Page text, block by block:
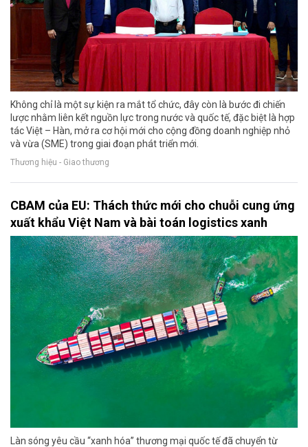
Không chỉ là một sự kiện ra mắt tổ chức, đây còn là bước đi chiến
lược nhằm liên kết nguồn lực trong nước và quốc tế, đặc biệt là hợp
tác Việt – Hàn, mở ra cơ hội mới cho cộng đồng doanh nghiệp nhỏ
và vừa (SME) trong giai đoạn phát triển mới.
Thương hiệu - Giao thương
CBAM của EU: Thách thức mới cho chuỗi cung ứng
xuất khẩu Việt Nam và bài toán logistics xanh
Làn sóng yêu cầu “xanh hóa” thương mại quốc tế đã chuyển từ